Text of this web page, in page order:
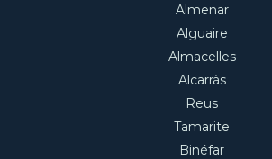
Almenar
Alguaire
Almacelles
Alcarràs
Reus
Tamarite
Binéfar